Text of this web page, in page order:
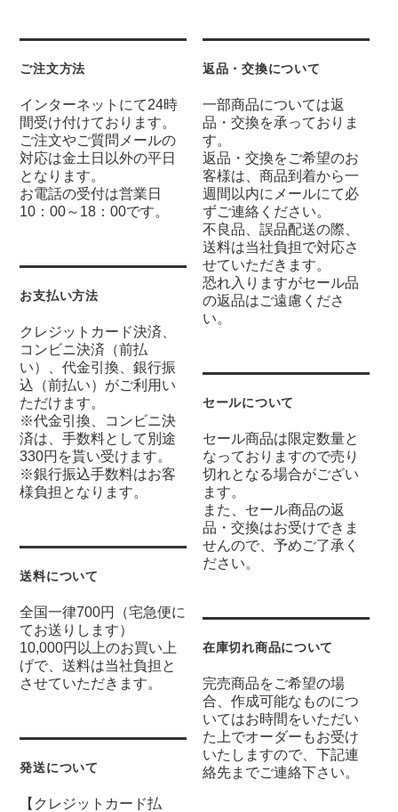
ご注文方法
インターネットにて24時
間受け付けております。
ご注文やご質問メールの
対応は金土日以外の平日
となります。
お電話の受付は営業日
10：00～18：00です。
お支払い方法
クレジットカード決済、
コンビニ決済（前払
い）、代金引換、銀行振
込（前払い）がご利用い
ただけます。
※代金引換、コンビニ決
済は、手数料として別途
330円を貰い受けます。
※銀行振込手数料はお客
様負担となります。
送料について
全国一律700円（宅急便に
てお送りします）
10,000円以上のお買い上
げで、送料は当社負担と
させていただきます。
発送について
【クレジットカード払
返品・交換について
一部商品については返
品・交換を承っておりま
す。
返品・交換をご希望のお
客様は、商品到着から一
週間以内にメールにて必
ずご連絡ください。
不良品、誤品配送の際、
送料は当社負担で対応さ
せていただきます。
恐れ入りますがセール品
の返品はご遠慮くださ
い。
セールについて
セール商品は限定数量と
なっておりますので売り
切れとなる場合がござい
ます。
また、セール商品の返
品・交換はお受けできま
せんので、予めご了承く
ださい。
在庫切れ商品について
完売商品をご希望の場
合、作成可能なものにつ
いてはお時間をいただい
た上でオーダーもお受け
いたしますので、下記連
絡先までご連絡下さい。